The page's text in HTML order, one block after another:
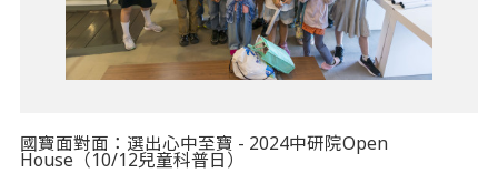
國寶面對面：選出心中至寶 - 2024中研院Open
House（10/12兒童科普日）